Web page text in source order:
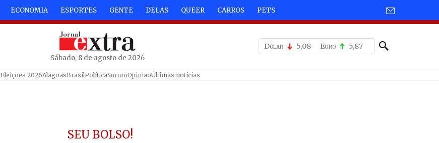
ECONOMIA ESPORTES GENTE DELAS QUEER CARROS PETS
Sábado, 8 de agosto de 2026
Dólar 5,08 Euro 5,87
Eleições 2026AlagoasBrasilPolíticaSururuOpiniãoÚltimas notícias
SEU BOLSO!